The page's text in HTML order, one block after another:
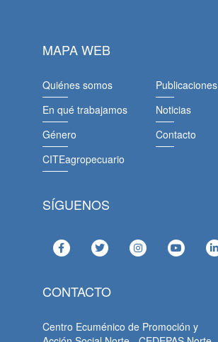
MAPA WEB
Quiénes somos
En qué trabajamos
Género
CITEagropecuario
Publicaciones
Noticias
Contacto
SÍGUENOS
CONTACTO
Centro Ecuménico de Promoción y